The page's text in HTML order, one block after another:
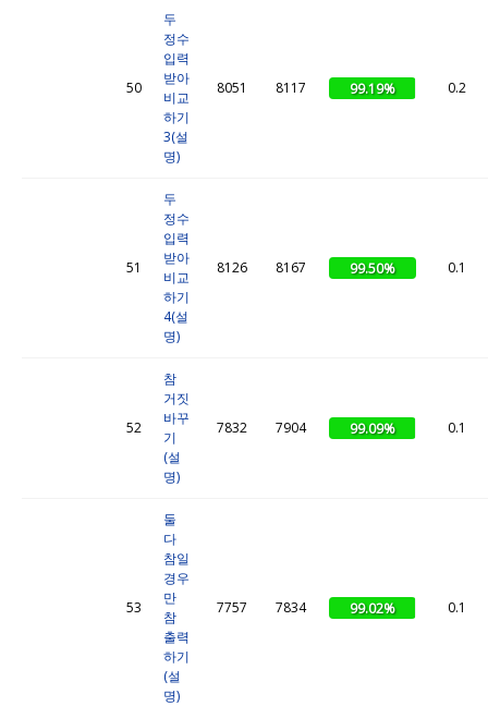
50
두
정수
입력
받아
비교
하기
3(설
명)
8051 8117 99.19% 0.2
51
두
정수
입력
받아
비교
하기
4(설
명)
8126 8167 99.50% 0.1
52
참
거짓
바꾸
기
(설
명)
7832 7904 99.09% 0.1
53
둘
다
참일
경우
만
참
출력
하기
(설
명)
7757 7834 99.02% 0.1